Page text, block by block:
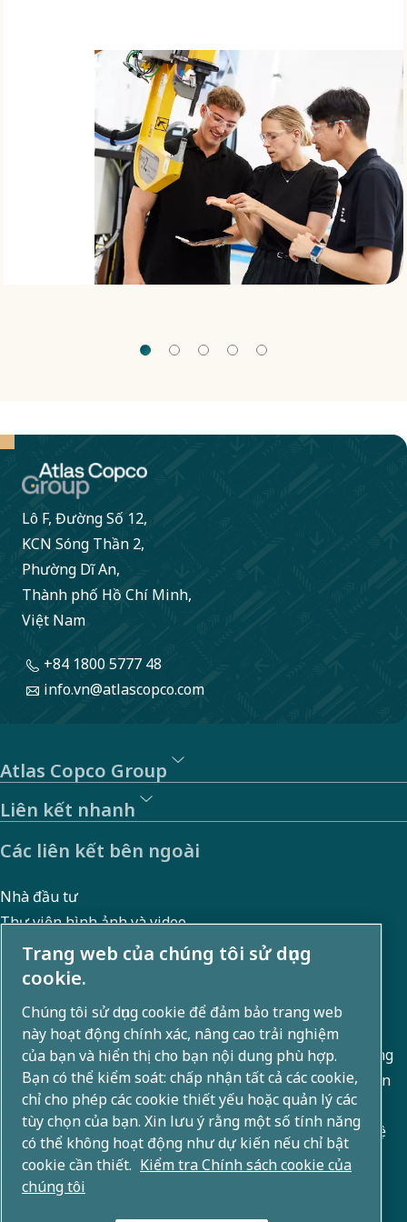
ràng.​
Lô F, Đường Số 12,
KCN Sóng Thần 2,
Phường Dĩ An,
Thành phố Hồ Chí Minh,
Việt Nam
+84 1800 5777 48
info.vn@atlascopco.com
Atlas Copco Group
Liên kết nhanh
Các liên kết bên ngoài
Nhà đầu tư
Thư viện hình ảnh và video
Giới thiệu về chúng tôi
Atlas Copco Group phát triển các giải pháp sáng tạo trong
các lĩnh vực kinh doanh bao gồm công nghệ nén khí, chân
không, công nghiệp và điện. Với danh mục sản phẩm toàn
cầu gồm 80+ thương hiệu, chúng tôi cho phép công nghệ
kiến tạo tương lai.
Trang web của chúng tôi sử dụng
cookie.
Chúng tôi sử dụng cookie để đảm bảo trang web
này hoạt động chính xác, nâng cao trải nghiệm
của bạn và hiển thị cho bạn nội dung phù hợp.
Bạn có thể kiểm soát: chấp nhận tất cả các cookie,
chỉ cho phép các cookie thiết yếu hoặc quản lý các
tùy chọn của bạn. Xin lưu ý rằng một số tính năng
có thể không hoạt động như dự kiến nếu chỉ bật
cookie cần thiết. Kiểm tra Chính sách cookie của
chúng tôi